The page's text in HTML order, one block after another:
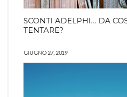
SCONTI ADELPHI… DA
TENTARE?
GIUGNO 27, 2019